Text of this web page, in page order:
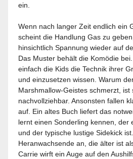
ein.
Wenn nach langer Zeit endlich ein
scheint die Handlung Gas zu
hinsichtlich Spannung wieder auf
Das Muster behält die Komödie
einfach die Kids die Technik ihrer
und einzusetzen wissen. Warum
Marshmallow-Geistes schmerzt, ist
nachvollziehbar. Ansonsten fallen
auf. Ein altes Buch liefert das
lernt einen Sonderling kennen, der
und der typische lustige Sidekick
Heranwachsende an, die älter ist
Carrie wirft ein Auge auf den